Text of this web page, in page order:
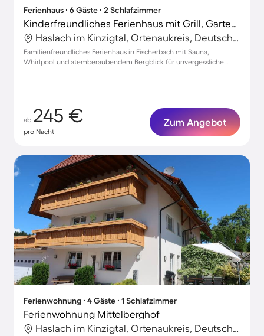
Ferienhaus ∙ 6 Gäste ∙ 2 Schlafzimmer
Kinderfreundliches Ferienhaus mit Grill, Garten und Terrasse | Gartenblick | Haustierfreundlich
Haslach im Kinzigtal, Ortenaukreis, Deutschland
Familienfreundliches Ferienhaus in Fischerbach mit Sauna,
Whirlpool und atemberaubendem Bergblick für unvergessliche
ab 245 €
pro Nacht
Zum Angebot
Ferienwohnung ∙ 4 Gäste ∙ 1 Schlafzimmer
Ferienwohnung Mittelberghof
Haslach im Kinzigtal, Ortenaukreis, Deutschland